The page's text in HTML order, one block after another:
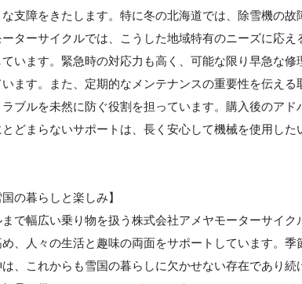
支障をきたします。特に冬の北海道では、除雪機の故
ターサイクルでは、こうした地域特有のニーズに応え
います。緊急時の対応力も高く、可能な限り早急な修
ます。また、定期的なメンテナンスの重要性を伝える
ブルを未然に防ぐ役割を担っています。購入後のア
どまらないサポートは、長く安心して機械を使用した
の暮らしと楽しみ】
で幅広い乗り物を扱う株式会社アメヤモーターサイク
、人々の生活と趣味の両面をサポートしています。季
、これからも雪国の暮らしに欠かせない存在であり続